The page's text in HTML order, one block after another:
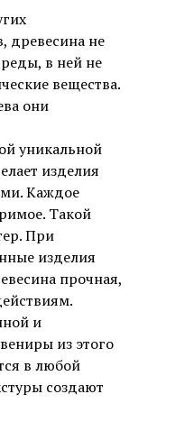
древесина не
в ней не
вещества.
они
уникальной
изделия
Каждое
Такой
При
изделия
прочная,
и
из этого
в любой
создают